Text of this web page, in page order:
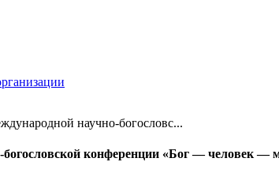
научно-богословс...
конференции «Бог — человек —